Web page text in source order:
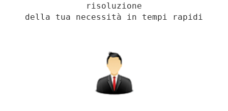
risoluzione
della tua necessità in tempi rapidi